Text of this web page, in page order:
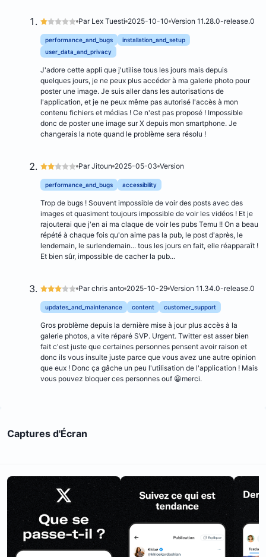
Par Lex Tuesti 2025-10-10 Version 11.28.0-release.0
performance_and_bugs
installation_and_setup
user_data_and_privacy
J'adore cette appli que j'utilise tous les jours mais depuis
quelques jours, je ne peux plus accéder à ma galerie photo pour
poster une image. Je suis aller dans les autorisations de
l'application, et je ne peux même pas autorisé l'accès à mon
contenu fichiers et médias ! Ce n'est pas proposé ! Impossible
donc de poster une image sur X depuis mon smartphone. Je
changerais la note quand le problème sera résolu !
Par Jitoun 2025-05-03 Version
performance_and_bugs accessibility
Trop de bugs ! Souvent impossible de voir des posts avec des
images et quasiment toujours impossible de voir les vidéos ! Et je
rajouterai que j'en ai ma claque de voir les pubs Temu !! On a beau
répété à chaque fois qu'on aime pas la pub, le post d'après, le
lendemain, le surlendemain... tous les jours en fait, elle réapparaît !
Et bien sûr, impossible de cacher la pub...
Par chris anto 2025-10-29 Version 11.34.0-release.0
updates_and_maintenance content customer_support
Gros problème depuis la dernière mise à jour plus accès à la
galerie photos, a vite réparé SVP. Urgent. Twitter est asser bien
fait c'est juste que certaines personnes pensent avoir raison et
donc ils vous insulte juste parce que vous avez une autre opinion
que eux ! Donc ça gâche un peu l'utilisation de l'application ! Mais
vous pouvez bloquer ces personnes ouf 😀merci.
Captures d'Écran